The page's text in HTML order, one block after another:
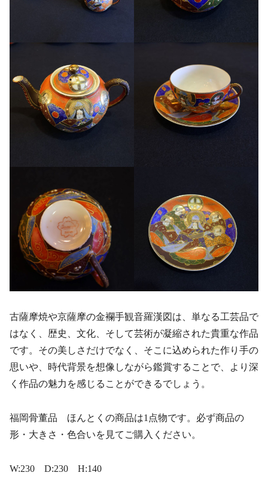
古薩摩焼や京薩摩の金襴手観音羅漢図は、単なる工芸品で
はなく、歴史、文化、そして芸術が凝縮された貴重な作品
です。その美しさだけでなく、そこに込められた作り手の
思いや、時代背景を想像しながら鑑賞することで、より深
く作品の魅力を感じることができるでしょう。
福岡骨董品 ほんとくの商品は1点物です。必ず商品の
形・大きさ・色合いを見てご購入ください。
W:230 D:230 H:140